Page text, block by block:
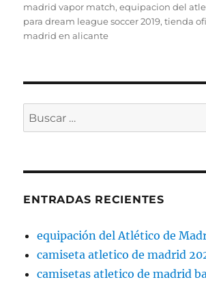
el
madrid vapor match,equipacion del
para dream league soccer 2019,tienda
madrid en alicante
Buscar
por:
ENTRADAS RECIENTES
equipación del Atlético de
camiseta atletico de madrid
camisetas atletico de madrid